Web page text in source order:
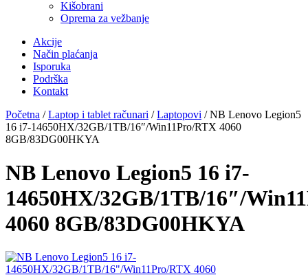
Kišobrani
Oprema za vežbanje
Akcije
Način plaćanja
Isporuka
Podrška
Kontakt
Početna /Laptop i tablet računari /Laptopovi / NB Lenovo Legion5
16 i7-14650HX/32GB/1TB/16″/Win11Pro/RTX 4060
8GB/83DG00HKYA
NB Lenovo Legion5 16 i7-
14650HX/32GB/1TB/16″/
4060 8GB/83DG00HKYA